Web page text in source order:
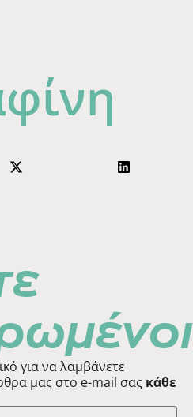
για να λαμβάνετε
μας στο e-mail σας κάθε